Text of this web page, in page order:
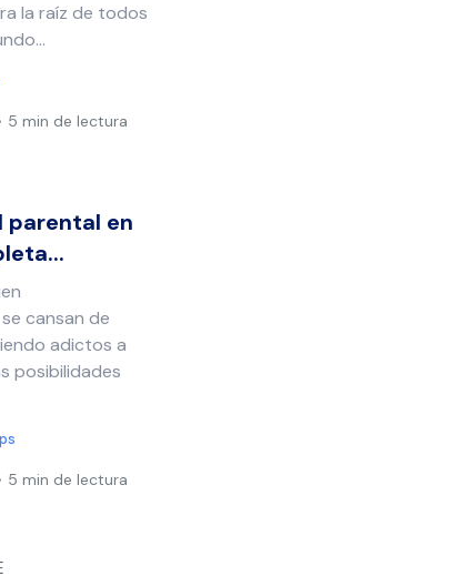
la raíz de todos
5 min de lectura
parental en
cansan de
adictos a
posibilidades
5 min de lectura